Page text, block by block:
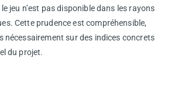
jeu n’est pas disponible dans les rayons
Cette prudence est compréhensible,
nécessairement sur des indices concrets
du projet.